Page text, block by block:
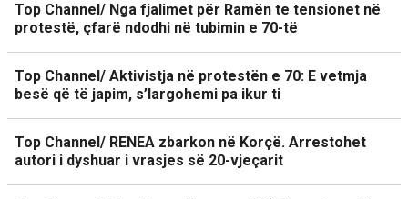
Top Channel/ Nga fjalimet për Ramën te tensionet në
protestë, çfarë ndodhi në tubimin e 70-të
Top Channel/ Aktivistja në protestën e 70: E vetmja
besë që të japim, s’largohemi pa ikur ti
Top Channel/ RENEA zbarkon në Korçë. Arrestohet
autori i dyshuar i vrasjes së 20-vjeçarit